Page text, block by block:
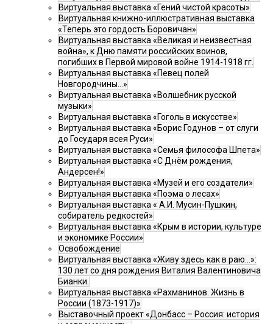
Виртуальная выставка «Гений чистой красоты»
Виртуальная книжно-иллюстративная выставка
«Теперь это гордость Боровичан»
Виртуальная выставка «Великая и неизвестная
война», к Дню памяти российских воинов,
погибших в Первой мировой войне 1914-1918 гг.
Виртуальная выставка «Певец полей
Новгородчины…»
Виртуальная выставка «Волшебник русской
музыки»
Виртуальная выставка «Гоголь в искусстве»
Виртуальная выставка «Борис Годунов – от слуги
до Государя всея Руси»
Виртуальная выставка «Семья философа Шпета»
Виртуальная выставка «С Днём рождения,
Андерсен!»
Виртуальная выставка «Музей и его создатели»
Виртуальная выставка «Поэма о лесах»
Виртуальная выставка « А.И. Мусин-Пушкин,
собиратель редкостей»
Виртуальная выставка «Крым в истории, культуре
и экономике России»
Освобождение
Виртуальная выставка «Живу здесь как в раю…»:
130 лет со дня рождения Виталия Валентиновича
Бианки.
Виртуальная выставка «Рахманинов. Жизнь в
России (1873-1917)»
Выставочный проект «Донбасс – Россия: история